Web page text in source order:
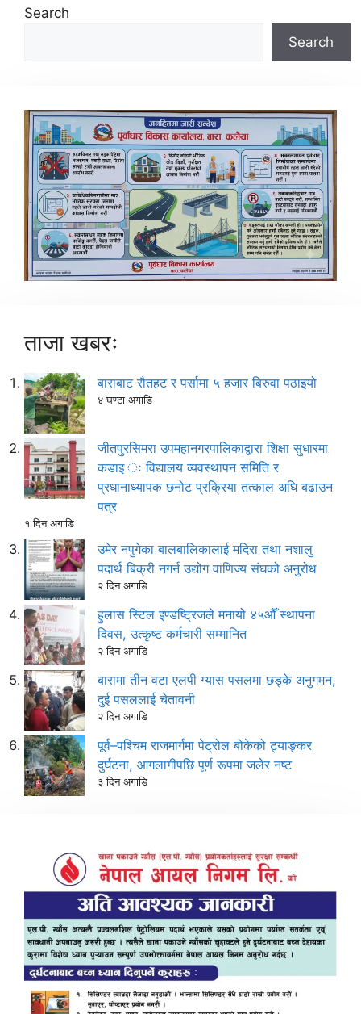
Search
Search
ताजा खबरः
बाराबाट रौतहट र पर्सामा ५ हजार बिरुवा पठाइयो
४ घण्टा अगाडि
जीतपुरसिमरा उपमहानगरपालिकाद्वारा शिक्षा सुधारमा
कडाइ ः विद्यालय व्यवस्थापन समिति र
प्रधानाध्यापक छनोट प्रक्रिया तत्काल अघि बढाउन
पत्र
१ दिन अगाडि
उमेर नपुगेका बालबालिकालाई मदिरा तथा नशालु
पदार्थ बिक्री नगर्न उद्योग वाणिज्य संघको अनुरोध
२ दिन अगाडि
हुलास स्टिल इण्डष्ट्रिजले मनायो ४५औँ स्थापना
दिवस, उत्कृष्ट कर्मचारी सम्मानित
२ दिन अगाडि
बारामा तीन वटा एलपी ग्यास पसलमा छड्के अनुगमन,
दुई पसललाई चेतावनी
२ दिन अगाडि
पूर्व–पश्चिम राजमार्गमा पेट्रोल बोकेको ट्याङ्कर
दुर्घटना, आगलागीपछि पूर्ण रूपमा जलेर नष्ट
३ दिन अगाडि